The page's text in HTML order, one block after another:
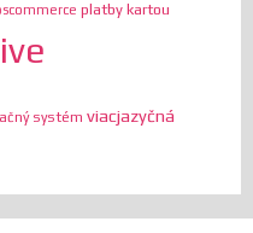
platby kartou
systém viacjazyčná